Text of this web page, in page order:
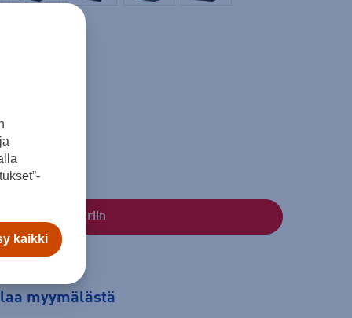
Lisää ostoskoriin
myymälästä
kaikki